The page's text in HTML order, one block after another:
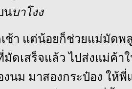
นบาโงง
ช้า แต่น้อยก็ช่วยแม่มัดพลู
มัดเสร็จแล้ว ไปส่งแม่ค้า
นม มาสองกระป๋อง ให้พี่